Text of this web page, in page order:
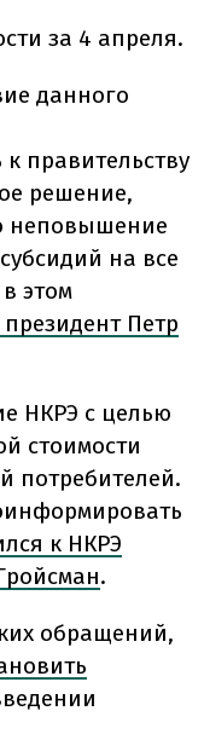
за 4 апреля.
данного
правительству
решение,
неповышение
на все
этом
Петр
НКРЭ с целью
стоимости
потребителей.
к НКРЭ
.
обращений,